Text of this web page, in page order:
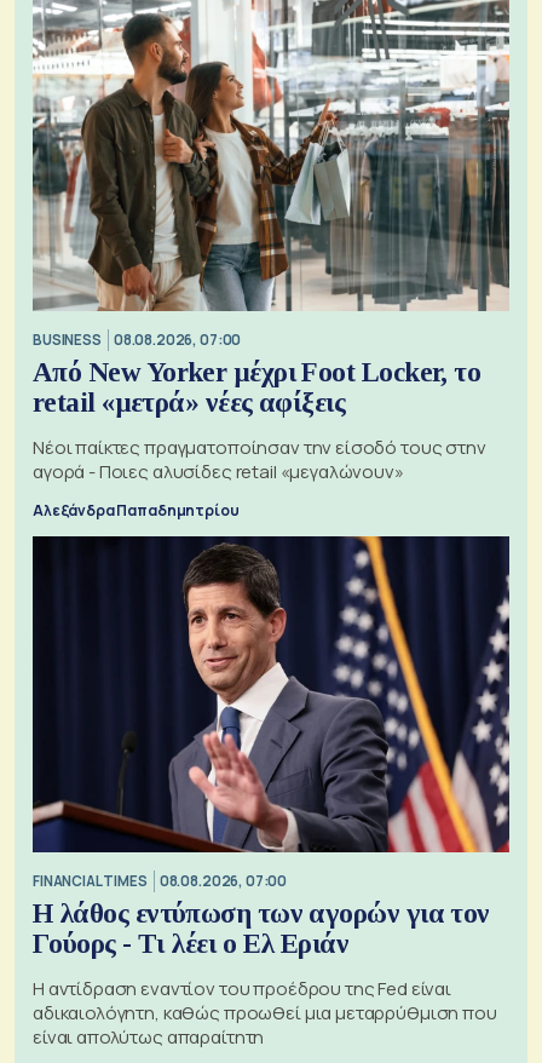
BUSINESS 08.08.2026, 07:00
Από New Yorker μέχρι Foot Locker, το
retail «μετρά» νέες αφίξεις
Νέοι παίκτες πραγματοποίησαν την είσοδό τους στην
αγορά - Ποιες αλυσίδες retail «μεγαλώνουν»
Αλεξάνδρα Παπαδημητρίου
FINANCIAL TIMES 08.08.2026, 07:00
Η λάθος εντύπωση των αγορών για τον
Γούορς - Τι λέει ο Ελ Εριάν
Η αντίδραση εναντίον του προέδρου της Fed είναι
αδικαιολόγητη, καθώς προωθεί μια μεταρρύθμιση που
είναι απολύτως απαραίτητη